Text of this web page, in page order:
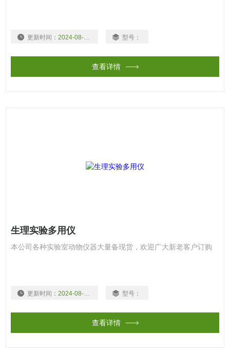
更新时间： 2024-08-03 型号：
查看详情
生理实验多用仪
本公司各种实验室动物仪器大量备现货，欢迎广大新老客户订购
更新时间： 2024-08-03 型号：
查看详情